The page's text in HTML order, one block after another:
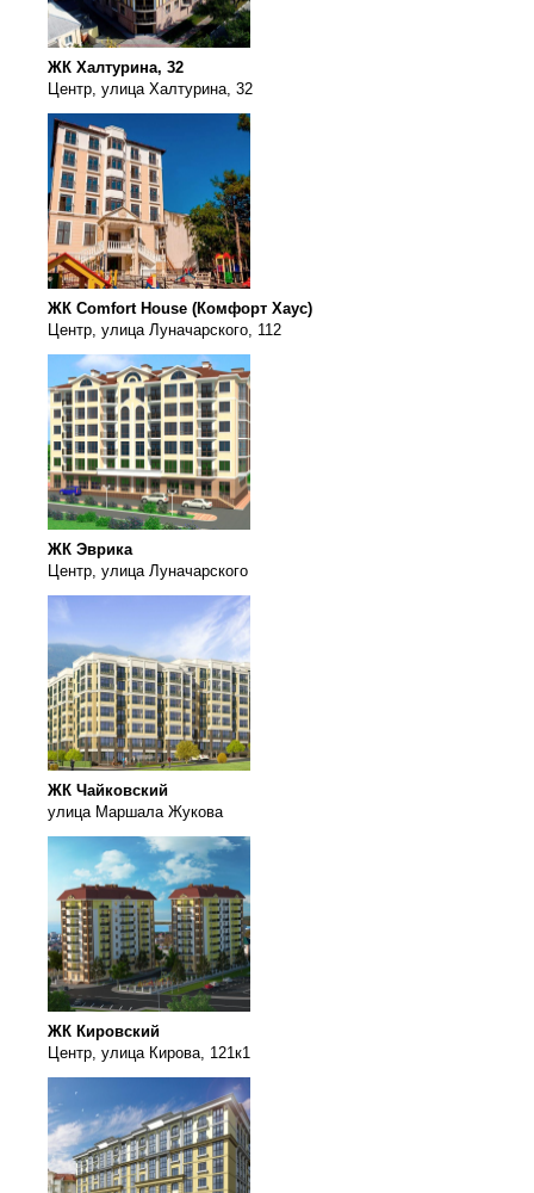
ЖК Халтурина, 32
Центр, улица Халтурина, 32
ЖК Comfort House (Комфорт Хаус)
Центр, улица Луначарского, 112
ЖК Эврика
Центр, улица Луначарского
ЖК Чайковский
улица Маршала Жукова
ЖК Кировский
Центр, улица Кирова, 121к1